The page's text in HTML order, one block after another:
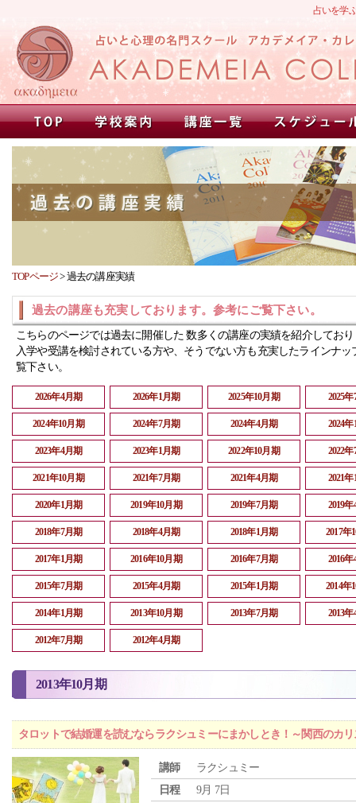
占いを学
TOPページ>過去の講座実績
過去の講座も充実しております。参考にご覧下さい。
こちらのページでは過去に開催した 数多くの講座の実績を紹介してお
入学や受講を検討されている方や、そうでない方も充実したラインナッ
覧下さい。
2026年4月期 2026年1月期 2025年10月期 2025
2024年10月期 2024年7月期 2024年4月期 2024
2023年4月期 2023年1月期 2022年10月期 2022
2021年10月期 2021年7月期 2021年4月期 2021
2020年1月期 2019年10月期 2019年7月期 2019
2018年7月期 2018年4月期 2018年1月期 2017年
2017年1月期 2016年10月期 2016年7月期 2016
2015年7月期 2015年4月期 2015年1月期 2014年
2014年1月期 2013年10月期 2013年7月期 2013
2012年7月期 2012年4月期
2013年10月期
タロットで結婚運を読むならラクシュミーにまかしとき！～関西のカ
講師
ラクシュミー
日程
9月 7日